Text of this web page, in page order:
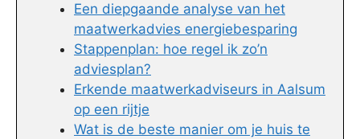
Een diepgaande analyse van het
maatwerkadvies energiebesparing
Stappenplan: hoe regel ik zo’n
adviesplan?
Erkende maatwerkadviseurs in Aalsum
op een rijtje
Wat is de beste manier om je huis te